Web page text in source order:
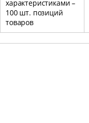
характеристиками –
100 шт. позиций
товаров